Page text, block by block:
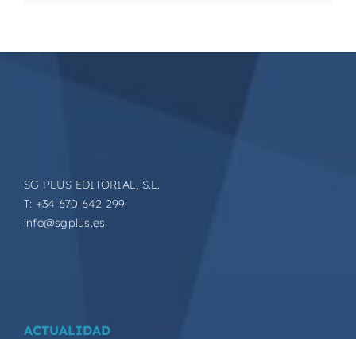
SG PLUS EDITORIAL, S.L.
T: +34 670 642 299
info@sgplus.es
ACTUALIDAD